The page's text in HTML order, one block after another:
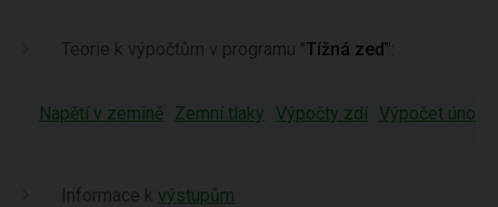
Teorie k výpočtům v programu "Tížná zeď":
Napětí v zemině Zemní tlaky Výpočty zdí Výpočet
Informace k výstupům